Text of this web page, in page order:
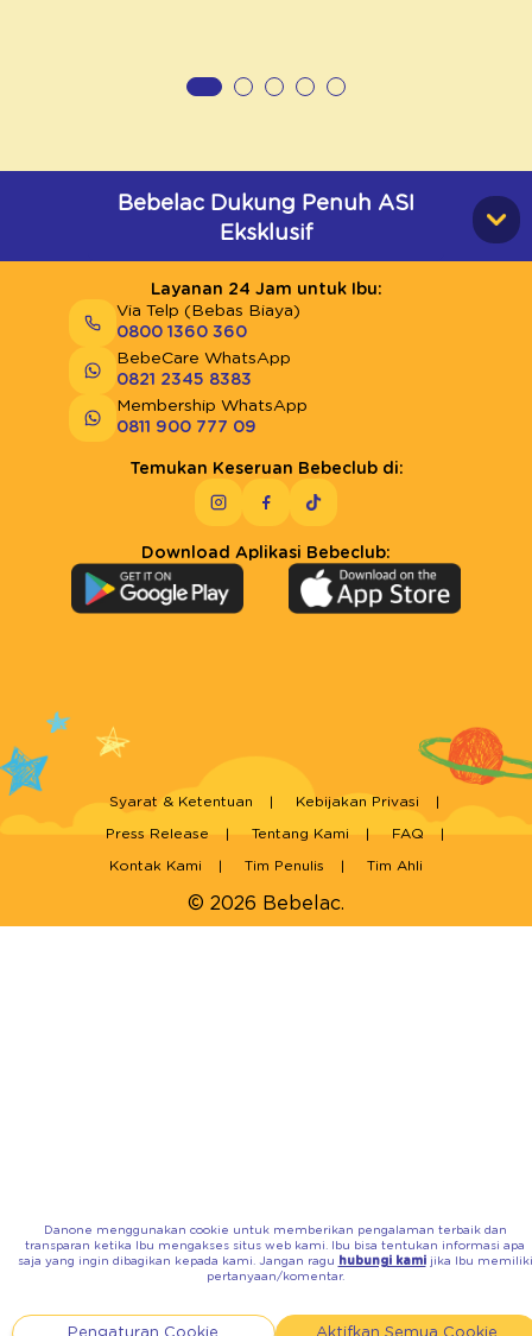
Bebelac Dukung Penuh ASI
Eksklusif
Layanan 24 Jam untuk Ibu:
Via Telp (Bebas Biaya)
0800 1360 360
BebeCare WhatsApp
0821 2345 8383
Membership WhatsApp
0811 900 777 09
Temukan Keseruan Bebeclub di:
Download Aplikasi Bebeclub:
© 2026 Bebelac.
Syarat & Ketentuan Kebijakan Privasi
Press Release Tentang Kami FAQ
Kontak Kami Tim Penulis Tim Ahli
Danone menggunakan cookie untuk memberikan pengalaman terbaik dan
transparan ketika Ibu mengakses situs web kami. Ibu bisa tentukan informasi apa
saja yang ingin dibagikan kepada kami. Jangan ragu hubungi kamijika Ibu memiliki
pertanyaan/komentar.